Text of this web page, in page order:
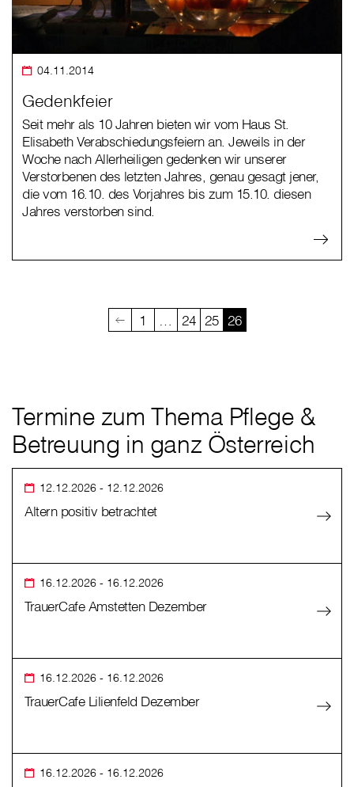
04.11.2014
Gedenkfeier
Seit mehr als 10 Jahren bieten wir vom Haus St.
Elisabeth Verabschiedungsfeiern an. Jeweils in der
Woche nach Allerheiligen gedenken wir unserer
Verstorbenen des letzten Jahres, genau gesagt jener,
die vom 16.10. des Vorjahres bis zum 15.10. diesen
Jahres verstorben sind.
1 … 24 25 26
Termine zum Thema Pflege &
Betreuung in ganz Österreich
12.12.2026 - 12.12.2026
Altern positiv betrachtet
16.12.2026 - 16.12.2026
TrauerCafe Amstetten Dezember
16.12.2026 - 16.12.2026
TrauerCafe Lilienfeld Dezember
16.12.2026 - 16.12.2026